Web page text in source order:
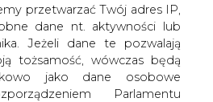
przetwarzać Twój adres IP,
dane nt. aktywności lub
Jeżeli dane te pozwalają
tożsamość, wówczas będą
jako dane osobowe
Parlamentu